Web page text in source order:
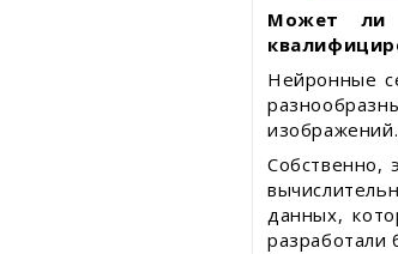
Может ли
Нейронные
изображений.
Собственно,
данных,
разработали